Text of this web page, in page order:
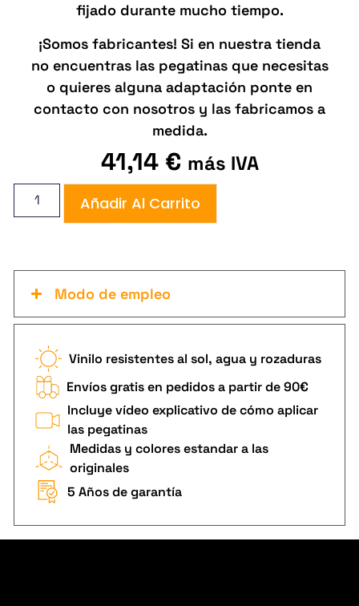
fijado durante mucho tiempo.
¡Somos fabricantes! Si en nuestra tienda
no encuentras las pegatinas que necesitas
o quieres alguna adaptación ponte en
contacto con nosotros y las fabricamos a
medida.
41,14 € más IVA
Añadir Al Carrito
Modo de empleo
Vinilo resistentes al sol, agua y rozaduras
Envíos gratis en pedidos a partir de 90€
Incluye vídeo explicativo de cómo aplicar
las pegatinas
Medidas y colores estandar a las
originales
5 Años de garantía